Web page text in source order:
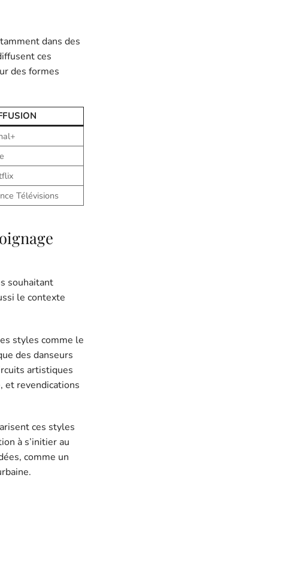
dans des
ces
des formes
Télévisions
souhaitant
le contexte
styles comme le
des danseurs
artistiques
et revendications
ces styles
à s’initier au
comme un